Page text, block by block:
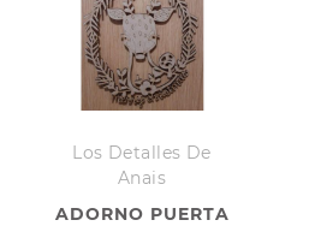
Los Detalles De
Anais
ADORNO PUERTA